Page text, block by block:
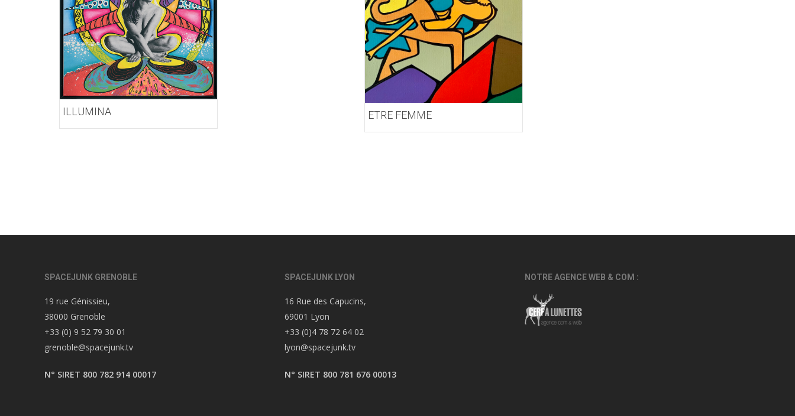
ILLUMINA ETRE FEMME
SPACEJUNK GRENOBLE
19 rue Génissieu,
38000 Grenoble
+33 (0) 9 52 79 30 01
grenoble@spacejunk.tv
N° SIRET 800 782 914 00017
SPACEJUNK LYON
16 Rue des Capucins,
69001 Lyon
+33 (0)4 78 72 64 02
lyon@spacejunk.tv
N° SIRET 800 781 676 00013
NOTRE AGENCE WEB & COM :